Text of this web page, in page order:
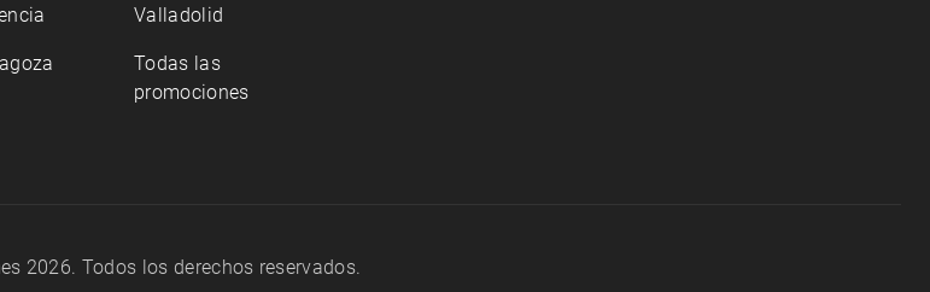
Valladolid
Todas las
promociones
2026. Todos los derechos reservados.